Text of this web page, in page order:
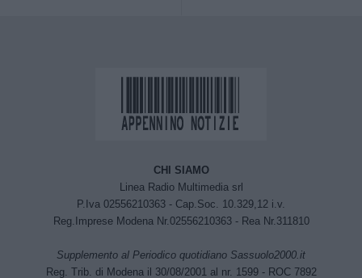
CHI SIAMO
Linea Radio Multimedia srl
P.Iva 02556210363 - Cap.Soc. 10.329,12 i.v.
Reg.Imprese Modena Nr.02556210363 - Rea Nr.311810
Supplemento al Periodico quotidiano Sassuolo2000.it
Reg. Trib. di Modena il 30/08/2001 al nr. 1599 - ROC 7892